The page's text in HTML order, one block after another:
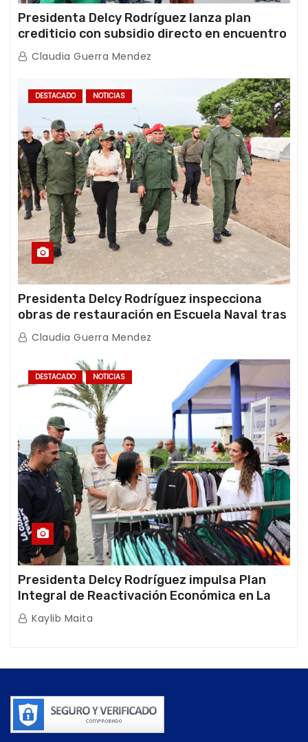
Presidenta Delcy Rodríguez lanza plan
crediticio con subsidio directo en encuentro
con Juntas de Condominio
Claudia Guerra Mendez
DESTACADO NOTICIAS
Presidenta Delcy Rodríguez inspecciona
obras de restauración en Escuela Naval tras
afectaciones sísmicas en La Guaira
Claudia Guerra Mendez
DESTACADO NOTICIAS
Presidenta Delcy Rodríguez impulsa Plan
Integral de Reactivación Económica en La
Guaira
Kaylib Maita